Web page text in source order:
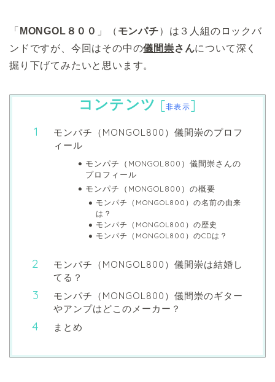
「 MONGOL８００ 」（ モンパチ）は３人組のロックバ
ンドですが、今回はその中の儀間崇さんについて深く
掘り下げてみたいと思います。
コンテンツ [非表示]
モンパチ（MONGOL800）儀間崇のプロフ
ィール
モンパチ（MONGOL800）儀間崇さんの
プロフィール
モンパチ（MONGOL800）の概要
モンパチ（MONGOL800）の名前の由来
は？
モンパチ（MONGOL800）の歴史
モンパチ（MONGOL800）のCDは？
モンパチ（MONGOL800）儀間崇は結婚し
てる？
モンパチ（MONGOL800）儀間崇のギター
やアンプはどこのメーカー？
まとめ